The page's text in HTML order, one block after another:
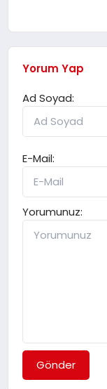
Yorum Yap
Ad Soyad:
E-Mail:
Yorumunuz:
Gönder